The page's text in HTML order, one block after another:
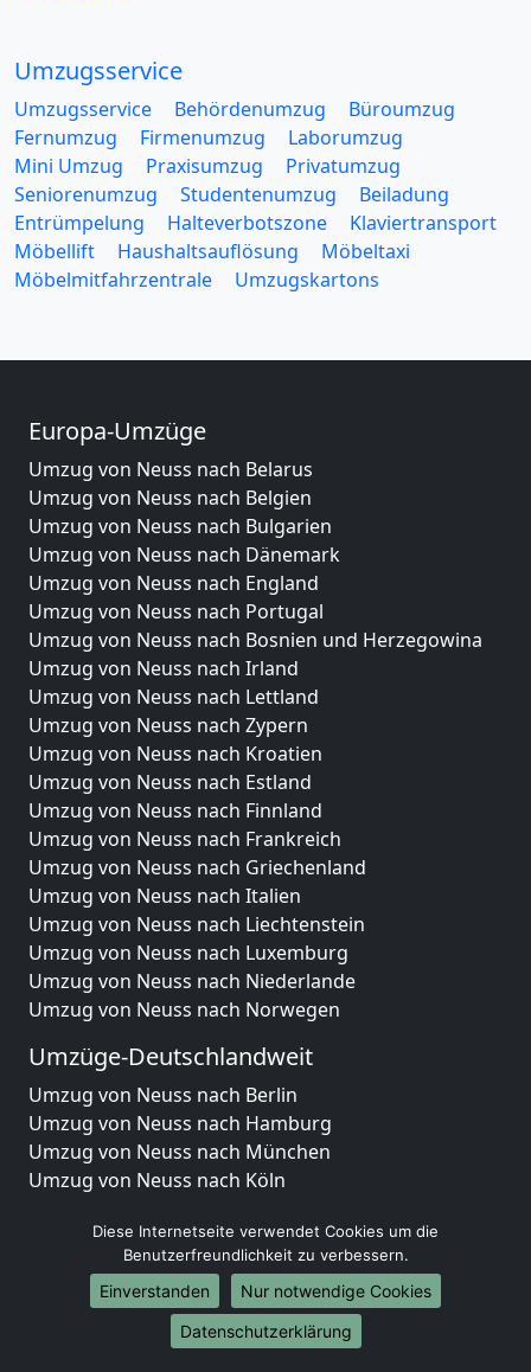
Umzugsservice
Umzugsservice Behördenumzug
Büroumzug
Fernumzug
Firmenumzug
Laborumzug
Mini Umzug
Praxisumzug
Privatumzug
Seniorenumzug
Studentenumzug
Beiladung
Entrümpelung
Halteverbotszone
Klaviertransport
Möbellift
Haushaltsauflösung
Möbeltaxi
Möbelmitfahrzentrale
Umzugskartons
Europa-Umzüge
Umzug von Neuss nach Belarus
Umzug von Neuss nach Belgien
Umzug von Neuss nach Bulgarien
Umzug von Neuss nach Dänemark
Umzug von Neuss nach England
Umzug von Neuss nach Portugal
Umzug von Neuss nach Bosnien und Herzegowina
Umzug von Neuss nach Irland
Umzug von Neuss nach Lettland
Umzug von Neuss nach Zypern
Umzug von Neuss nach Kroatien
Umzug von Neuss nach Estland
Umzug von Neuss nach Finnland
Umzug von Neuss nach Frankreich
Umzug von Neuss nach Griechenland
Umzug von Neuss nach Italien
Umzug von Neuss nach Liechtenstein
Umzug von Neuss nach Luxemburg
Umzug von Neuss nach Niederlande
Umzug von Neuss nach Norwegen
Umzüge-Deutschlandweit
Umzug von Neuss nach Berlin
Umzug von Neuss nach Hamburg
Umzug von Neuss nach München
Umzug von Neuss nach Köln
Umzug von Neuss nach Stuttgart
Umzug von Neuss nach Düsseldorf
Umzug von Neuss nach Leipzig
Umzug von Neuss nach Dortmund
Umzug von Neuss nach Essen
Diese Internetseite verwendet Cookies um die
Benutzerfreundlichkeit zu verbessern.
Einverstanden
Nur notwendige Cookies
Datenschutzerklärung